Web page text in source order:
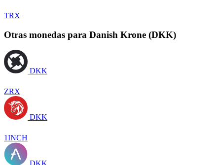
TRX
Otras monedas para Danish Krone (DKK)
DKK
ZRX
DKK
1INCH
DKK